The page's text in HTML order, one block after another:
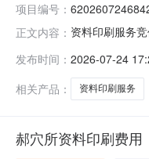
项目编号：
正文内容： 资料印刷服务
数量控制金额(
发布时间： 2026-07-24
相关产品：
资料印刷服务
郝穴所资料印刷费用